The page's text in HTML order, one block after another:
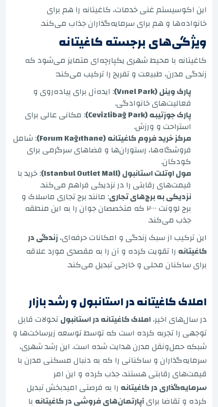
این اکوسیستم غنی خدمات، کاغیتانه را هم برای
خانواده‌ها و هم برای سرمایه‌گذاران جذاب می‌کند.
ویژگی‌های برجسته کاغیتانه
کاغیتانه با محیط شهری یکپارچه‌ای متمایز می‌شود که
زندگی مدرن، طبیعت و تفریح را ترکیب می‌کند:
پارک وینل (Vınel Park)
: ایده‌آل برای پیاده‌روی و
فعالیت‌های خانوادگی.
پارک جوزتیبه (Cevizlibağ Park)
: مکانی عالی برای
استراحت و ورزش.
مرکز خرید فروم کاغیتانه (Forum Kağıthane)
: شامل
فروشگاه‌ها، رستوران‌ها و فضاهای سرگرمی برای
کودکان.
مول اوتلت استانبول (Istanbul Outlet Mall)
: خرید با
قیمت‌های رقابتی را در نزدیکی فراهم می‌کند.
نزدیکی به برج‌های تجاری: مانند برج تجاری ماسلاک و
برج لوونت ۲۰۰۰ که متخصصان جوان را به این منطقه
جذب می‌کند.
این ترکیب از سبک زندگی و امکانات حرفه‌ای،زندگی در
کاغیتانه را تقویت کرده و آن را به مقصدی مورد علاقه
برای ساکنان محلی و خارجی تبدیل می‌کند.
املاک کاغیتانه در استانبول و رشد بازار
در سال‌های اخیر،املاک کاغیتانه در استانبولتحولات قابل
توجهی را تجربه کرده است که توسط توسعه زیرساخت‌ها و
شبکه حمل‌ونقل مدرن هدایت شده است. این رشد شهری،
سرمایه‌گذاران و ساکنانی را که به دنبال مسکنی مدرن با
قیمت‌های رقابتی هستند، جذب کرده و این امر
سرمایه‌گذاری در کاغیتانه را به فرصتی امیدبخش تبدیل
کرده و تقاضا برایآپارتمان‌های فروشی در کاغیتانه با